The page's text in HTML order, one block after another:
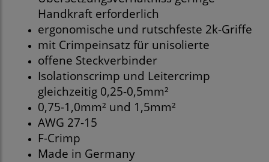
Handkraft erforderlich
ergonomische und rutschfeste 2k-Griffe
mit Crimpeinsatz für unisolierte
offene Steckverbinder
Isolationscrimp und Leitercrimp
gleichzeitig 0,25-0,5mm²
0,75-1,0mm² und 1,5mm²
AWG 27-15
F-Crimp
Made in Germany